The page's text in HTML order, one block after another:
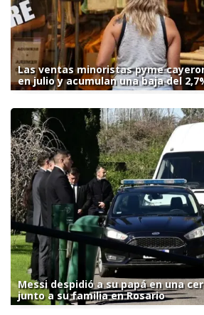
Las ventas minoristas pyme
en julio y acumulan una baja del
Messi despidió a su papá en una
junto a su familia en Rosario